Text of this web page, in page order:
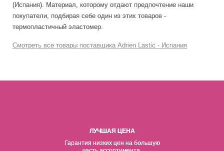
(Испания). Материал, которому отдают предпочтение наши
покупатели, подбирая себе один из этих товаров -
термопластичный эластомер.
Смотреть все товары поставщика Adrien Lastic - Испания
ЛУЧШАЯ ЦЕНА
Гарантия низких цен на большую